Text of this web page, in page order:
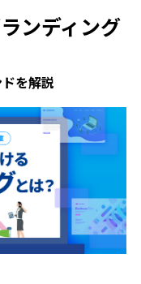
ンディング
を解説